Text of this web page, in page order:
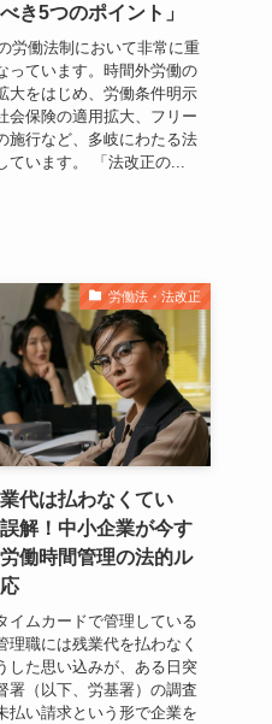
き5つのポイント」
労働法制において非常に重
っています。時間外労働の
大をはじめ、労働条件明示
会保険の適用拡大、フリー
施行など、多岐にわたる法
ています。 「法改正の...
労働法・法改正
業代は払わなくてい
解！中小企業が今す
働時間管理の法的ル
イムカードで管理している
理職には残業代を払わなく
た思い込みが、ある日突
署（以下、労基署）の調査
払い請求という形で企業を